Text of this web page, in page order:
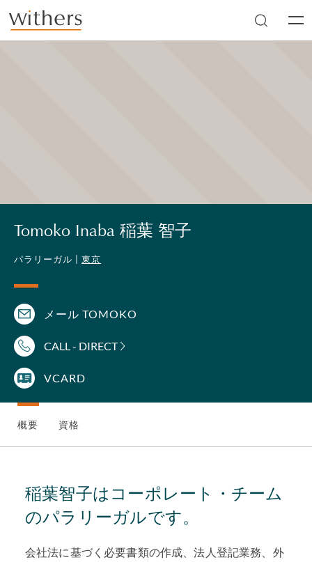
Skip to main content
Tomoko Inaba 稲葉 智子
パラリーガル | 東京
メール TOMOKO
CALL - DIRECT
VCARD
概要 資格
稲葉智子はコーポレート・チーム
のパラリーガルです。
会社法に基づく必要書類の作成、法人登記業務、外